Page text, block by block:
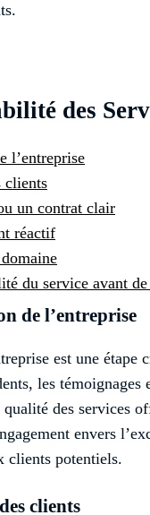
des
l’entreprise
clients
un contrat clair
réactif
du service avant de
de l’entreprise
est une étape
les témoignages
des services
envers
clients potentiels.
clients